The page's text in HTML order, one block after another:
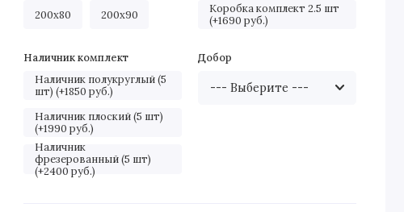
200х80 200х90
Коробка комплект 2.5 шт
(+1690 руб.)
Наличник комплект
Наличник полукруглый (5
шт) (+1850 руб.)
Наличник плоский (5 шт)
(+1990 руб.)
Наличник
фрезерованный (5 шт)
(+2400 руб.)
Добор